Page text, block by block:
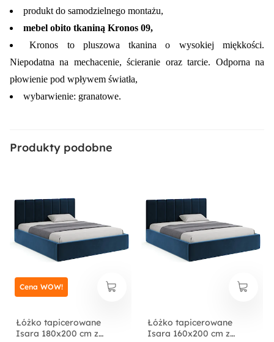
Nie
Pojemnik na pościel:
Tak
3
Nowoczesny
Strona mebla:
Uniwersalny
Rodzaj:
Funkcje:
produkt do samodzielnego montażu,
mebel obito tkaniną Kronos 09,
Kronos to pluszowa tkanina o wysokiej miękkości.
Niepodatna na mechacenie, ścieranie oraz tarcie. Odporna na
płowienie pod wpływem światła,
wybarwienie: granatowe.
Produkty podobne
Łóżko tapicerowane
Isara 180x200 cm z
Cena WOW!
Łóżko tapicerowane
Isara 160x200 cm z